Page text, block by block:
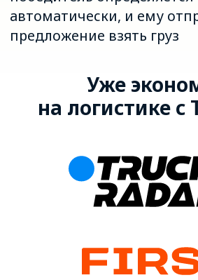
Уникальные настройки
Торгов ATI.SU
Включайте антиснайпер
для автопродления
Задавайте, сколько
продлятся торги